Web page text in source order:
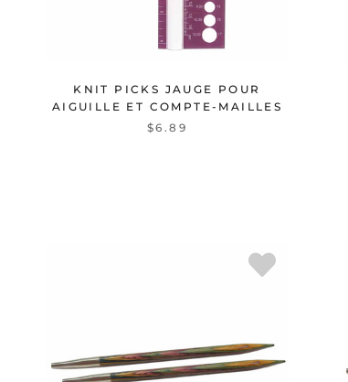
KNIT PICKS JAUGE POUR
AIGUILLE ET COMPTE-MAILLES
$6.89